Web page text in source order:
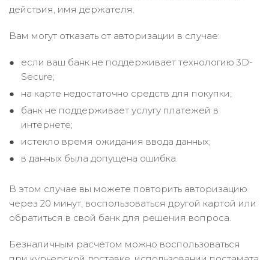
действия, имя держателя.
Вам могут отказать от авторизации в случае:
если ваш банк не поддерживает технологию 3D-
Secure;
на карте недостаточно средств для покупки;
банк не поддерживает услугу платежей в
интернете;
истекло время ожидания ввода данных;
в данных была допущена ошибка.
В этом случае вы можете повторить авторизацию
через 20 минут, воспользоваться другой картой или
обратиться в свой банк для решения вопроса.
Безналичным расчётом можно воспользоваться